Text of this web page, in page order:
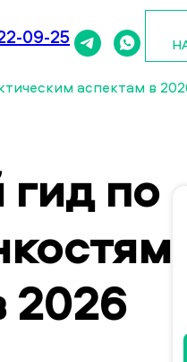
09-25
Внесудебное
банкротство
физических лиц
Банкротство под
Заказать услугу
аспектам в
по
2026